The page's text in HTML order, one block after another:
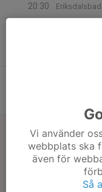
20:30
Simma
11:00
Simma
Vi använder
webbplats ska
även för
Så